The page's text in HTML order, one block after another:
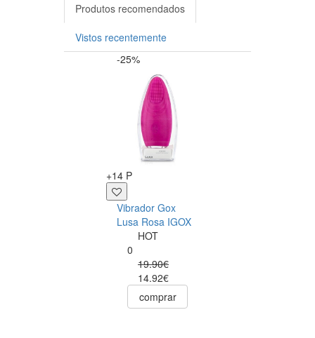
Produtos recomendados
Vistos recentemente
-25%
+14 P
Vibrador Gox
Lusa Rosa IGOX
HOT
0
19.90€
14.92€
comprar